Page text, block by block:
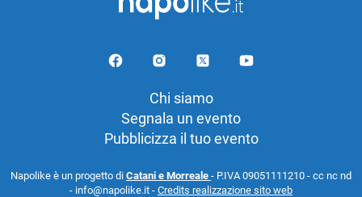
Chi siamo
Segnala un evento
Pubblicizza il tuo evento
Napolike è un progetto di Catani e Morreale - P.IVA 09051111210 - cc nc nd
- info@napolike.it - Credits realizzazione sito web